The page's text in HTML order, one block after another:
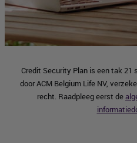
Credit Security Plan is een tak 21
door ACM Belgium Life NV,
recht. Raadpleeg eerst de